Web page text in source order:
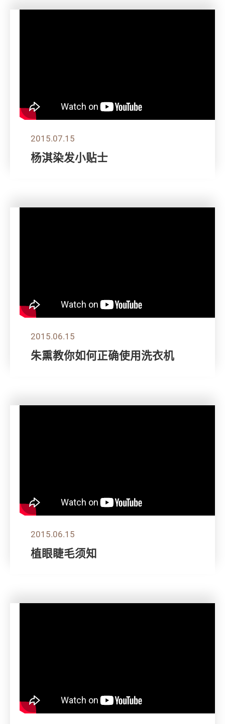
2015.07.15
杨淇染发小贴士
2015.06.15
朱熏教你如何正确使用洗衣机
2015.06.15
植眼睫毛须知